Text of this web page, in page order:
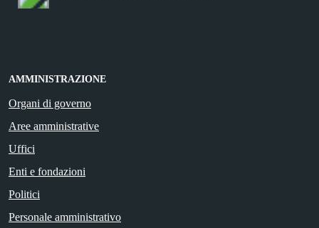
AMMINISTRAZIONE
Organi di governo
Aree amministrative
Uffici
Enti e fondazioni
Politici
Personale amministrativo